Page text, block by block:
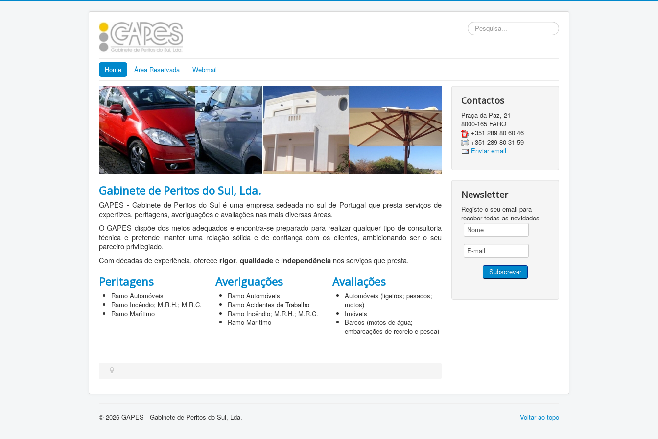
Pesquisa...
Home Área Reservada Webmail
Gabinete de Peritos do Sul, Lda.
GAPES - Gabinete de Peritos do Sul é uma empresa sedeada no sul de Portugal que presta serviços de
expertizes, peritagens, averiguações e avaliações nas mais diversas áreas.
O GAPES dispõe dos meios adequados e encontra-se preparado para realizar qualquer tipo de consultoria
técnica e pretende manter uma relação sólida e de confiança com os clientes, ambicionando ser o seu
parceiro privilegiado.
Com décadas de experiência, oferece rigor, qualidadee independência nos serviços que presta.
Peritagens
Ramo Automóveis
Ramo Incêndio; M.R.H.; M.R.C.
Ramo Marítimo
Averiguações
Ramo Automóveis
Ramo Acidentes de Trabalho
Ramo Incêndio; M.R.H.; M.R.C.
Ramo Marítimo
Avaliações
Automóveis (ligeiros; pesados;
motos)
Imóveis
Barcos (motos de água;
embarcações de recreio e pesca)
Contactos
Praça da Paz, 21
8000-165 FARO
+351 289 80 60 46
+351 289 80 31 59
Enviar email
Newsletter
Registe o seu email para
receber todas as novidades
Voltar ao topo
© 2026 GAPES - Gabinete de Peritos do Sul, Lda.